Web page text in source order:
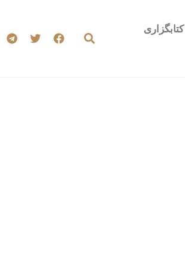
کتابگزاری